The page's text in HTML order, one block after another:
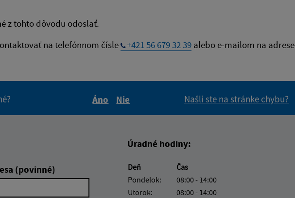
z tohto dôvodu odoslať.
na telefónnom čísle
+421 56 679 32 39 alebo e-mailom na adrese
Áno
Nie
Našli ste na stránke chybu?
(povinné)
Úradné hodiny:
Deň
Čas
Pondelok:
08:00 - 14:00
Utorok:
08:00 - 14:00